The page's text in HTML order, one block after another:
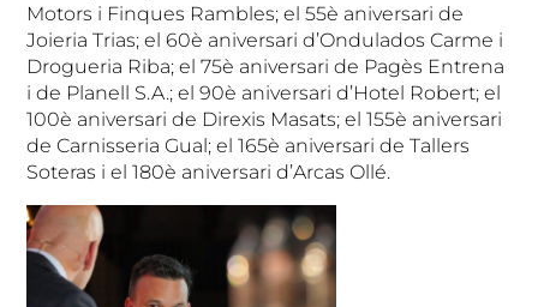
Motors i Finques Rambles; el 55è aniversari de
Joieria Trias; el 60è aniversari d’Ondulados Carme i
Drogueria Riba; el 75è aniversari de Pagès Entrena
i de Planell S.A.; el 90è aniversari d’Hotel Robert; el
100è aniversari de Direxis Masats; el 155è aniversari
de Carnisseria Gual; el 165è aniversari de Tallers
Soteras i el 180è aniversari d’Arcas Ollé.